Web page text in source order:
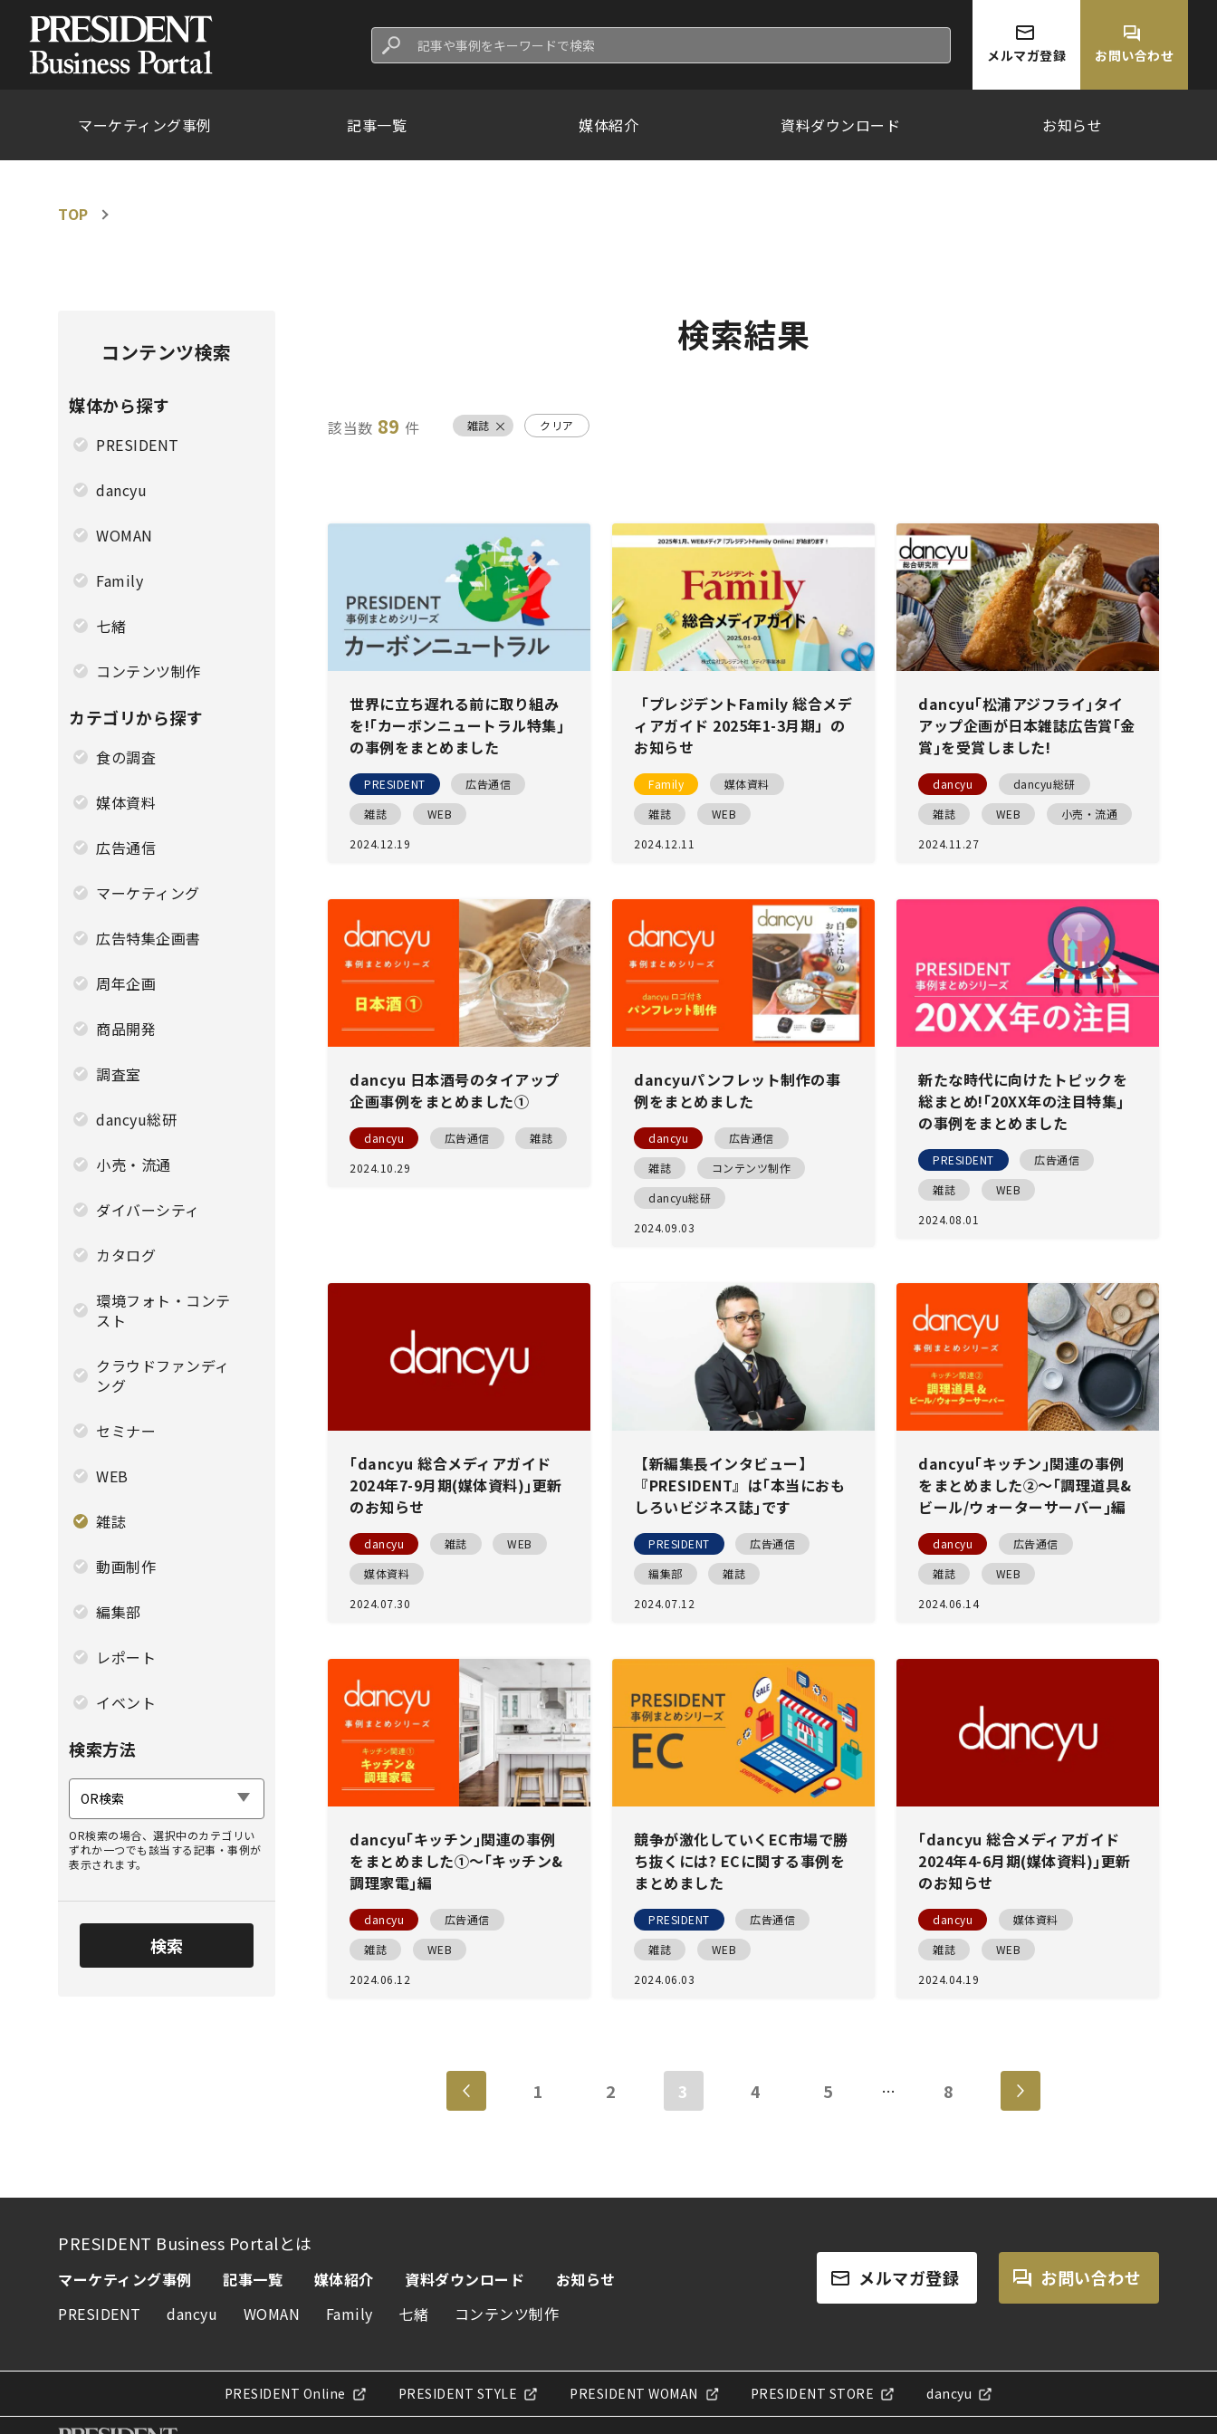
メルマガ登録 お問い合わせ
マーケティング事例 記事一覧 媒体紹介 資料ダウンロード お知らせ
TOP
検索結果
該当数 89 件 雑誌 クリア
世界に立ち遅れる前に取り組み
を!｢カーボンニュートラル特集｣
の事例をまとめました
PRESIDENT
広告通信
雑誌
WEB
2024.12.19
「プレジデントFamily 総合メデ
ィアガイド 2025年1-3月期」の
お知らせ
Family
媒体資料
雑誌
WEB
2024.12.11
dancyu｢松浦アジフライ｣タイ
アップ企画が日本雑誌広告賞｢金
賞｣を受賞しました!
dancyu
dancyu総研
雑誌
WEB
小売・流通
2024.11.27
dancyu 日本酒号のタイアップ
企画事例をまとめました①
dancyu 広告通信
雑誌
2024.10.29
dancyuパンフレット制作の事
例をまとめました
dancyu
広告通信
雑誌
コンテンツ制作
dancyu総研
2024.09.03
新たな時代に向けたトピックを
総まとめ!｢20XX年の注目特集｣
の事例をまとめました
PRESIDENT
広告通信
雑誌
WEB
2024.08.01
｢dancyu 総合メディアガイド
2024年7-9月期(媒体資料)｣更新
のお知らせ
dancyu 雑誌
WEB
媒体資料
2024.07.30
【新編集長インタビュー】
『PRESIDENT』は｢本当におも
しろいビジネス誌｣です
PRESIDENT
広告通信
編集部
雑誌
2024.07.12
dancyu｢キッチン｣関連の事例
をまとめました②〜｢調理道具&
ビール/ウォーターサーバー｣編
dancyu
広告通信
雑誌
WEB
2024.06.14
dancyu｢キッチン｣関連の事例
をまとめました①〜｢キッチン&
調理家電｣編
dancyu
広告通信
雑誌
WEB
2024.06.12
競争が激化していくEC市場で勝
ち抜くには? ECに関する事例を
まとめました
PRESIDENT
広告通信
雑誌
WEB
2024.06.03
｢dancyu 総合メディアガイド
2024年4-6月期(媒体資料)｣更新
のお知らせ
dancyu
媒体資料
雑誌
WEB
2024.04.19
1 2 3 4 5 … 8
コンテンツ検索
媒体から探す
PRESIDENT
dancyu
WOMAN
Family
七緒
コンテンツ制作
カテゴリから探す
食の調査
媒体資料
広告通信
マーケティング
広告特集企画書
周年企画
商品開発
調査室
dancyu総研
小売・流通
ダイバーシティ
カタログ
環境フォト・コンテ
スト
クラウドファンディ
ング
セミナー
WEB
雑誌
動画制作
編集部
レポート
イベント
検索方法
OR検索の場合、選択中のカテゴリい
ずれか一つでも該当する記事・事例が
表示されます。
PRESIDENT Business Portalとは
マーケティング事例 記事一覧 媒体紹介 資料ダウンロード
お知らせ
PRESIDENT
dancyu WOMAN Family 七緒 コンテンツ制作
メルマガ登録 お問い合わせ
PRESIDENT Online PRESIDENT STYLE PRESIDENT WOMAN PRESIDENT STORE dancyu